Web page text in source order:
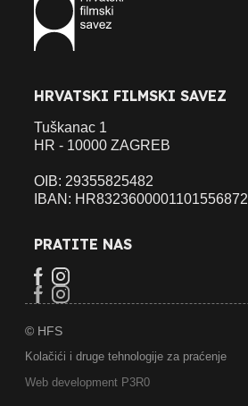
HRVATSKI FILMSKI SAVEZ
Tuškanac 1
HR - 10000 ZAGREB
OIB: 29355825482
IBAN: HR8323600001101556872
PRATITE NAS
© HFS
Kolačići i druge tehnologije za praćenje
Web development P3R0